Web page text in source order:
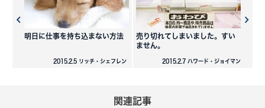
明日に仕事を持ち込まない方法
2015.2.5 リッチ・シェフレン
売り切れてしまいました。すい
ません。
2015.2.7 ハワード・ジョイマン
関連記事